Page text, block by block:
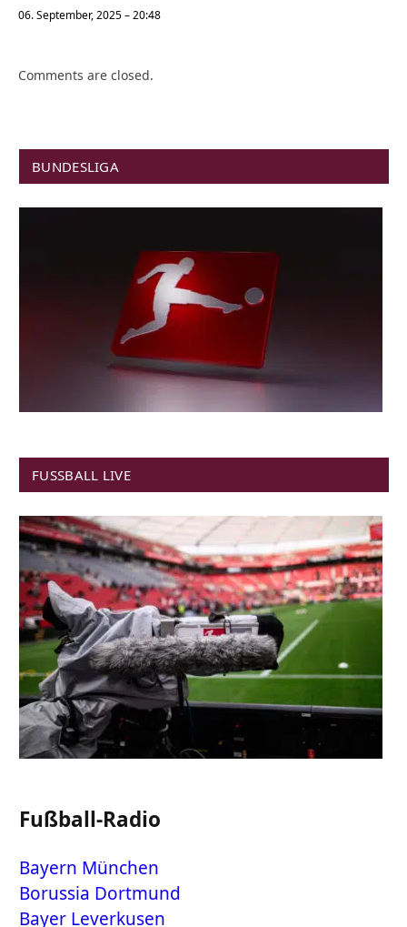
06. September, 2025 – 20:48
Comments are closed.
BUNDESLIGA
FUSSBALL LIVE
Fußball-Radio
Bayern München
Borussia Dortmund
Bayer Leverkusen